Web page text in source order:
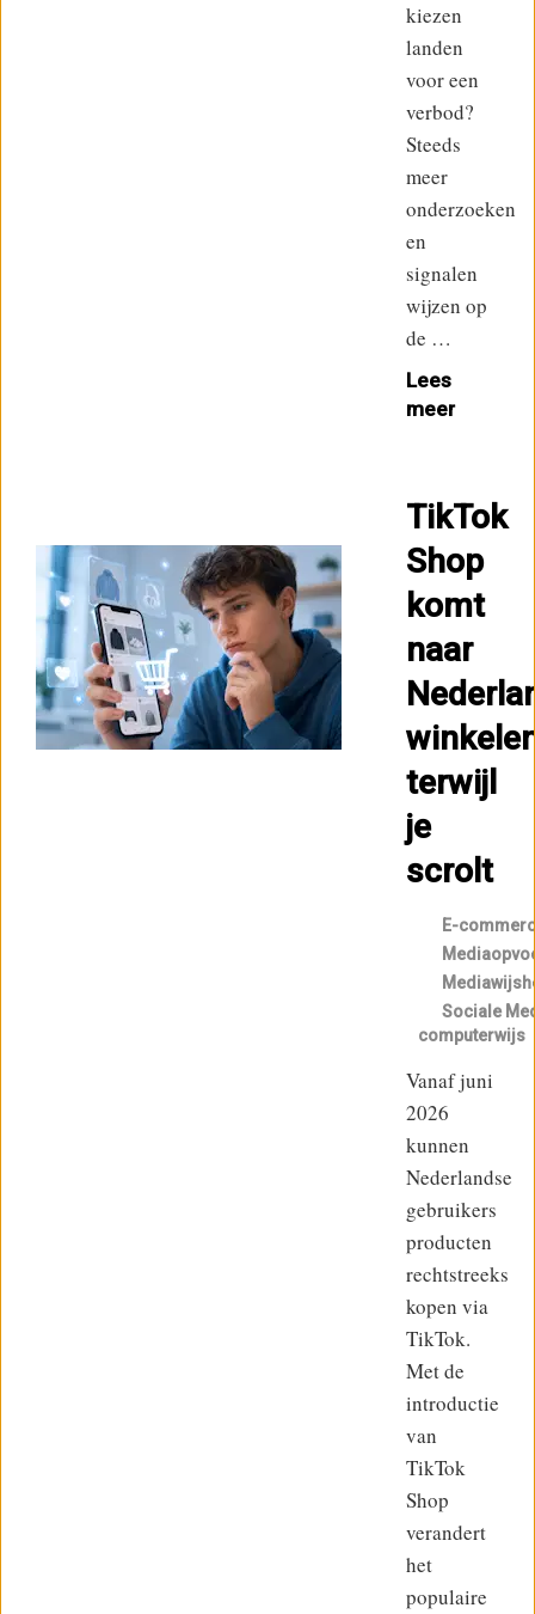
kiezen
landen
voor een
verbod?
Steeds
meer
onderzoeken
en
signalen
wijzen op
de …
Lees
meer
TikTok
Shop
komt
naar
terwijl
je
scrolt
E-
Sociale
computerwijs
Vanaf juni
2026
kunnen
Nederlandse
gebruikers
producten
rechtstreeks
kopen via
TikTok.
Met de
introductie
van
TikTok
Shop
verandert
het
populaire